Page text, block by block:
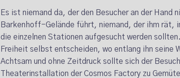
Es ist niemand da, der den Besucher an der Hand
Barkenhoff-Gelände führt, niemand, der ihm rät,
die einzelnen Stationen aufgesucht werden
Freiheit selbst entscheiden, wo entlang ihn seine
Achtsam und ohne Zeitdruck sollte sich der
Theaterinstallation der Cosmos Factory zu